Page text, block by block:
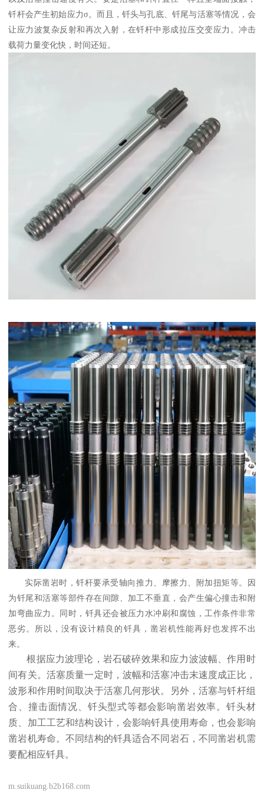
钎杆会产生初始应力σ。而且，钎头与孔底、钎尾与活塞等情况，会
让应力波复杂反射和再次入射，在钎杆中形成拉压交变应力。冲击
载荷力量变化快，时间还短。
实际凿岩时，钎杆要承受轴向推力、摩擦力、附加扭矩等。因
为钎尾和活塞等部件存在间隙、加工不垂直，会产生偏心撞击和附
加弯曲应力。同时，钎具还会被压力水冲刷和腐蚀，工作条件非常
恶劣。 所以，没有设计精良的钎具，凿岩机性能再好也发挥不出
来。
根据应力波理论，岩石破碎效果和应力波波幅、作用时
间有关。活塞质量一定时，波幅和活塞冲击末速度成正比，
波形和作用时间取决于活塞几何形状。另外，活塞与钎杆组
合、撞击面情况、钎头型式等都会影响凿岩效率。钎头材
质、加工工艺和结构设计，会影响钎具使用寿命，也会影响
凿岩机寿命。不同结构的钎具适合不同岩石，不同凿岩机需
要配相应钎具。
m.suikuang.b2b168.com